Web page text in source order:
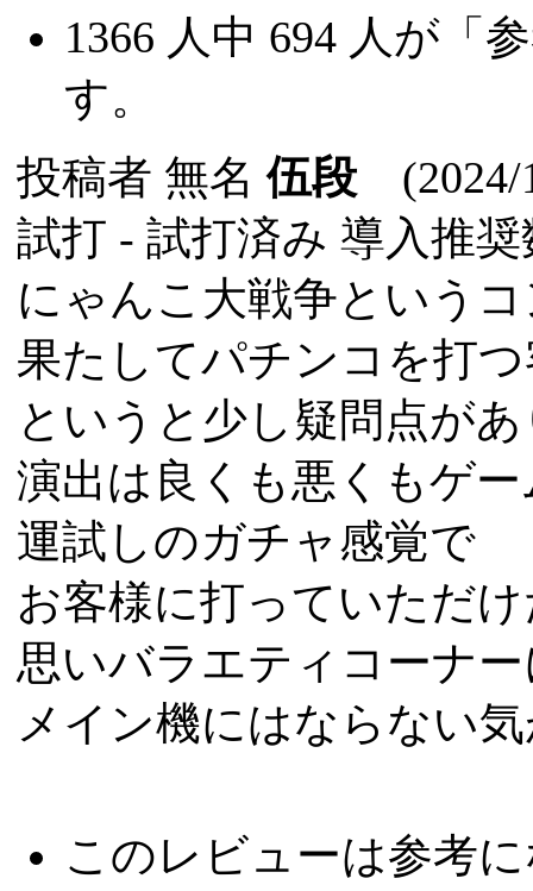
1366 人中 694 人が「
す。
投稿者 無名 伍段 (2024/
試打 - 試打済み 導入推
にゃんこ大戦争という
果たしてパチンコを打
というと少し疑問点が
演出は良くも悪くもゲ
運試しのガチャ感覚で
お客様に打っていただ
思いバラエティコーナ
メイン機にはならない
このレビューは参考